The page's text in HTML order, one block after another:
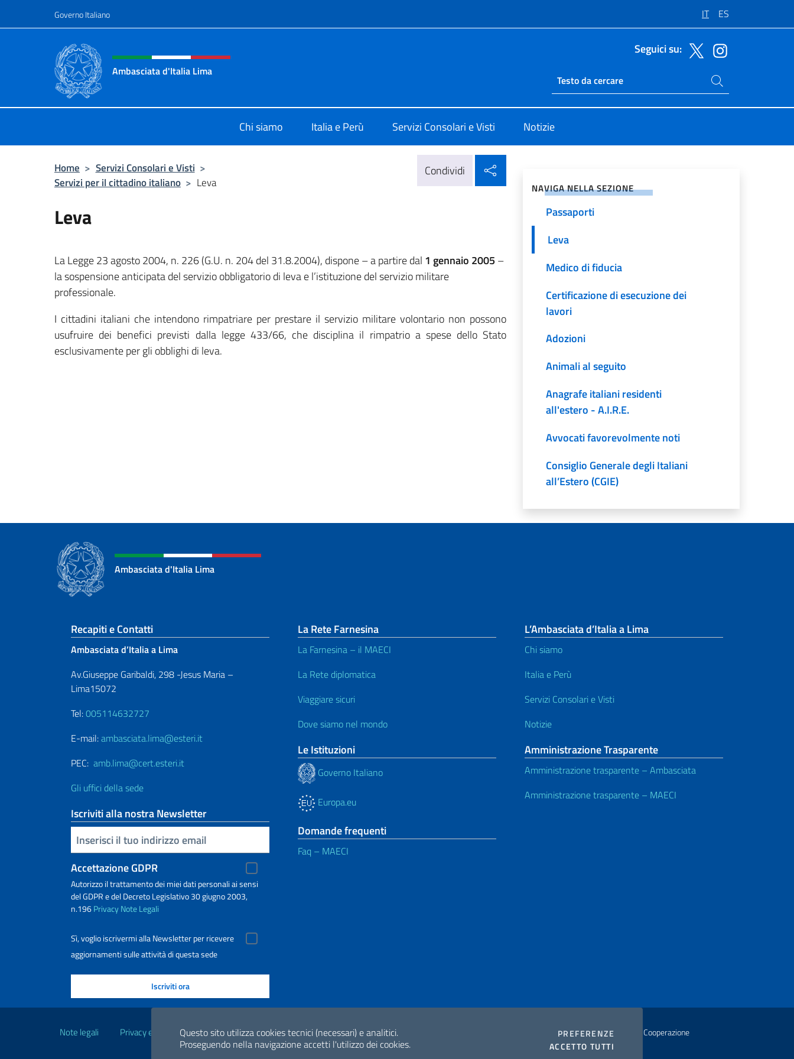
Questo sito utilizza cookies tecnici (necessari) e analitici.
Proseguendo nella navigazione accetti l'utilizzo dei cookies.
PREFERENZE COOKIES
ACCETTO TUTTI
Governo Italiano IT ES
Intestazione sito, social e menù
Ambasciata d'Italia Lima
Seguici su:
Ricerca sito live
Cerca nel sito
Chi siamo Italia e Perù Servizi Consolari e Visti Notizie
Home > Servizi Consolari e Visti >
Servizi per il cittadino italiano > Leva
Condividi
Leva
La Legge 23 agosto 2004, n. 226 (G.U. n. 204 del 31.8.2004), dispone – a partire dal 1 gennaio 2005 –
la sospensione anticipata del servizio obbligatorio di leva e l’istituzione del servizio militare
professionale.
I cittadini italiani che intendono rimpatriare per prestare il servizio militare volontario non possono
usufruire dei benefici previsti dalla legge 433/66, che disciplina il rimpatrio a spese dello Stato
esclusivamente per gli obblighi di leva.
NAVIGA NELLA SEZIONE
Passaporti
Leva
Medico di fiducia
Certificazione di esecuzione dei
lavori
Adozioni
Animali al seguito
Anagrafe italiani residenti
all'estero - A.I.R.E.
Avvocati favorevolmente noti
Consiglio Generale degli Italiani
all’Estero (CGIE)
Moduli per pratiche di cittadini
italiani
(ETD)
Stato Civile
Assistenza ai cittadini all'estero
Servizi elettorali
Pensioni e sicurezza sociale
Traduzione e legalizzazione dei
Ambasciata d'Italia Lima
Sezione footer
Recapiti e Contatti
Ambasciata d’Italia a Lima
Av.Giuseppe Garibaldi, 298 -Jesus Maria –
Lima15072
Tel:005114632727
E-mail:ambasciata.lima@esteri.it
PEC: amb.lima@cert.esteri.it
Gli uffici della sede
Iscriviti alla nostra Newsletter
Inserisci la tua email
Accettazione GDPR
Autorizzo il trattamento dei miei dati personali ai sensi
del GDPR e del Decreto Legislativo 30 giugno 2003,
n.196PrivacyNote Legali
Sì, voglio iscrivermi alla Newsletter per ricevere
aggiornamenti sulle attività di questa sede
La Rete Farnesina
La Farnesina – il MAECI
La Rete diplomatica
Viaggiare sicuri
Dove siamo nel mondo
Le Istituzioni
Governo Italiano
Europa.eu
Domande frequenti
Faq – MAECI
L’Ambasciata d’Italia a Lima
Chi siamo
Italia e Perù
Servizi Consolari e Visti
Notizie
Amministrazione Trasparente
Amministrazione trasparente – Ambasciata
Amministrazione trasparente – MAECI
Note legali Privacy e cookie policy Dichiarazione di accessibilità
2026 Copyright Ministero degli Affari Esteri e della Cooperazione